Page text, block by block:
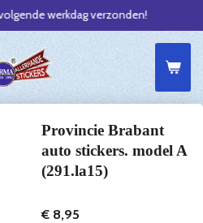
werkdag verzonden!
Provincie Brabant
auto stickers. model A
(291.la15)
€ 8,95